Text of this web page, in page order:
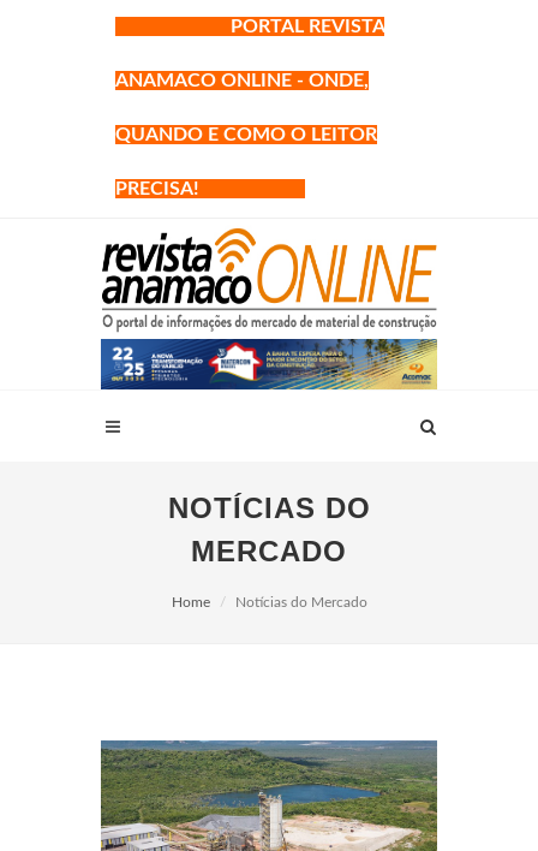
PORTAL REVISTA
ANAMACO ONLINE - ONDE,
QUANDO E COMO O LEITOR
PRECISA!
NOTÍCIAS DO
MERCADO
Home Notícias do Mercado